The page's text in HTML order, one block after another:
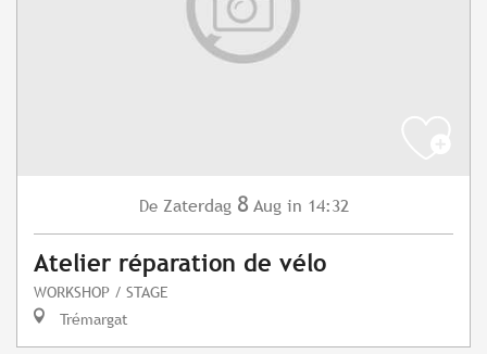
De Zaterdag 8 Aug in 14:32
Atelier réparation de vélo
WORKSHOP / STAGE
Trémargat